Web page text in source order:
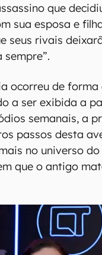
que
sua esposa e
seus rivais
sempre”.
ocorreu de
a ser exibida a
semanais, a
passos desta
no universo
que o antigo